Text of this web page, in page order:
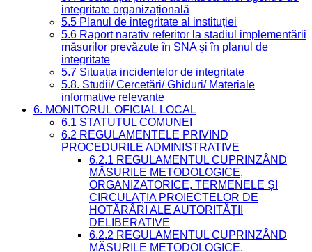
integritate organizațională
5.5 Planul de integritate al instituției
5.6 Raport narativ referitor la stadiul implementării
măsurilor prevăzute în SNA și în planul de
integritate
5.7 Situația incidentelor de integritate
5.8. Studii/ Cercetări/ Ghiduri/ Materiale
informative relevante
6. MONITORUL OFICIAL LOCAL
6.1 STATUTUL COMUNEI
6.2 REGULAMENTELE PRIVIND
PROCEDURILE ADMINISTRATIVE
6.2.1 REGULAMENTUL CUPRINZÂND
MĂSURILE METODOLOGICE,
ORGANIZATORICE, TERMENELE ȘI
CIRCULAȚIA PROIECTELOR DE
HOTĂRÂRI ALE AUTORITĂȚII
DELIBERATIVE
6.2.2 REGULAMENTUL CUPRINZÂND
MĂSURILE METODOLOGICE,